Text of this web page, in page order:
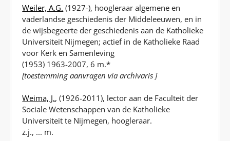
Weiler, A.G. (1927-), hoogleraar algemene en
vaderlandse geschiedenis der Middeleeuwen, en in
de wijsbegeerte der geschiedenis aan de Katholieke
Universiteit Nijmegen; actief in de Katholieke Raad
voor Kerk en Samenleving
(1953) 1963-2007, 6 m.*
[toestemming aanvragen via archivaris ]
Weima, J., (1926-2011), lector aan de Faculteit der
Sociale Wetenschappen van de Katholieke
Universiteit te Nijmegen, hoogleraar.
z.j., ... m.